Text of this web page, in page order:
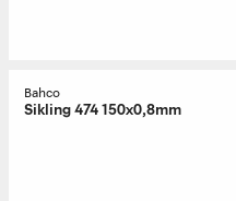
Bahco
Sikling 474 150x0,8mm